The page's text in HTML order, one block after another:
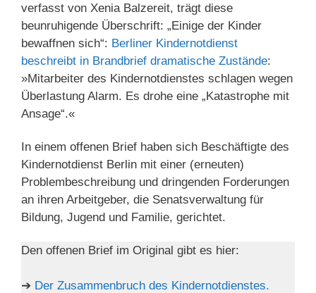
verfasst von Xenia Balzereit, trägt diese
beunruhigende Überschrift: „Einige der Kinder
bewaffnen sich“: Berliner Kindernotdienst
beschreibt in Brandbrief dramatische Zustände:
»Mitarbeiter des Kindernotdienstes schlagen wegen
Überlastung Alarm. Es drohe eine „Katastrophe mit
Ansage“.«
In einem offenen Brief haben sich Beschäftigte des
Kindernotdienst Berlin mit einer (erneuten)
Problembeschreibung und dringenden Forderungen
an ihren Arbeitgeber, die Senatsverwaltung für
Bildung, Jugend und Familie, gerichtet.
Den offenen Brief im Original gibt es hier:
➔ Der Zusammenbruch des Kindernotdienstes.